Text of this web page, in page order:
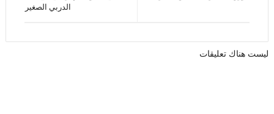
الدربي الصغير
ليست هناك تعليقات